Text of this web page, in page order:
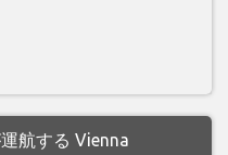
航する Vienna